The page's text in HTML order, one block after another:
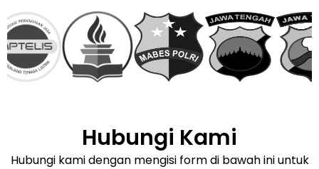
Hubungi Kami
Hubungi kami dengan mengisi form di bawah ini untuk